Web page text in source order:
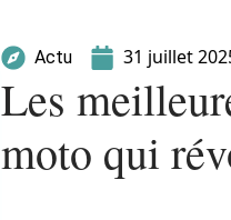
Actu 31 juillet
Les
moto qui